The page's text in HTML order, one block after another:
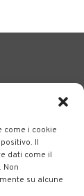
come i cookie
Il
dati come il
Non
su alcune
Consortili
territorio